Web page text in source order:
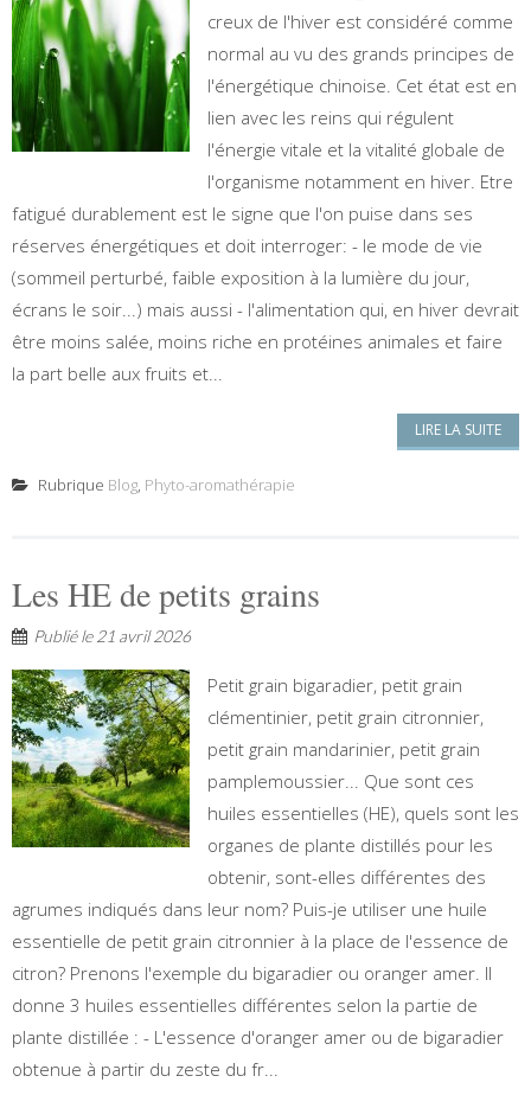
creux de l'hiver est considéré comme
normal au vu des grands principes de
l'énergétique chinoise. Cet état est en
lien avec les reins qui régulent
l'énergie vitale et la vitalité globale de
l'organisme notamment en hiver. Etre
fatigué durablement est le signe que l'on puise dans ses
réserves énergétiques et doit interroger: - le mode de vie
(sommeil perturbé, faible exposition à la lumière du jour,
écrans le soir...) mais aussi - l'alimentation qui, en hiver devrait
être moins salée, moins riche en protéines animales et faire
la part belle aux fruits et...
LIRE LA SUITE
Rubrique Blog, Phyto-aromathérapie
Les HE de petits grains
Publié le 21 avril 2026
Petit grain bigaradier, petit grain
clémentinier, petit grain citronnier,
petit grain mandarinier, petit grain
pamplemoussier... Que sont ces
huiles essentielles (HE), quels sont les
organes de plante distillés pour les
obtenir, sont-elles différentes des
agrumes indiqués dans leur nom? Puis-je utiliser une huile
essentielle de petit grain citronnier à la place de l'essence de
citron? Prenons l'exemple du bigaradier ou oranger amer. Il
donne 3 huiles essentielles différentes selon la partie de
plante distillée : - L'essence d'oranger amer ou de bigaradier
obtenue à partir du zeste du fr...